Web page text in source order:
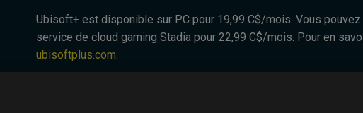
Ubisoft+ est disponible sur PC pour 19,99 C$/mois. Vous
service de cloud gaming Stadia pour 22,99 C$/mois. Pour en
ubisoftplus.com